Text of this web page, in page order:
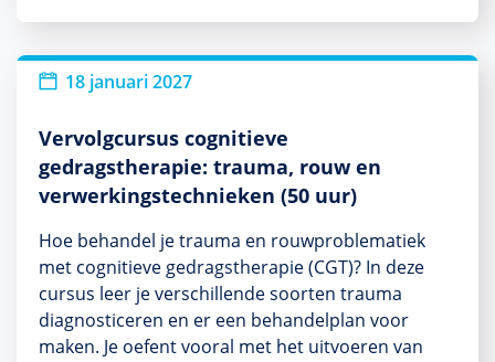
18 januari 2027
Vervolgcursus cognitieve
gedragstherapie: trauma, rouw en
verwerkingstechnieken (50 uur)
Hoe behandel je trauma en rouwproblematiek
met cognitieve gedragstherapie (CGT)? In deze
cursus leer je verschillende soorten trauma
diagnosticeren en er een behandelplan voor
maken. Je oefent vooral met het uitvoeren van